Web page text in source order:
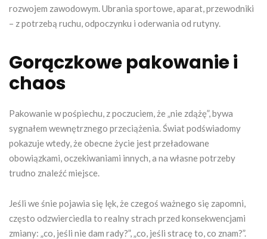
rozwojem zawodowym. Ubrania sportowe, aparat, przewodniki
– z potrzebą ruchu, odpoczynku i oderwania od rutyny.
Gorączkowe pakowanie i
chaos
Pakowanie w pośpiechu, z poczuciem, że „nie zdążę”, bywa
sygnałem wewnętrznego przeciążenia. Świat podświadomy
pokazuje wtedy, że obecne życie jest przeładowane
obowiązkami, oczekiwaniami innych, a na własne potrzeby
trudno znaleźć miejsce.
Jeśli we śnie pojawia się lęk, że czegoś ważnego się zapomni,
często odzwierciedla to realny strach przed konsekwencjami
zmiany: „co, jeśli nie dam rady?”, „co, jeśli stracę to, co znam?”.